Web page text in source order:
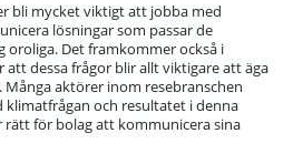
bli mycket viktigt att jobba med
lösningar som passar de
oroliga. Det framkommer också i
att dessa frågor blir allt viktigare att äga
Många aktörer inom resebranschen
och resultatet i denna
för bolag att kommunicera sina